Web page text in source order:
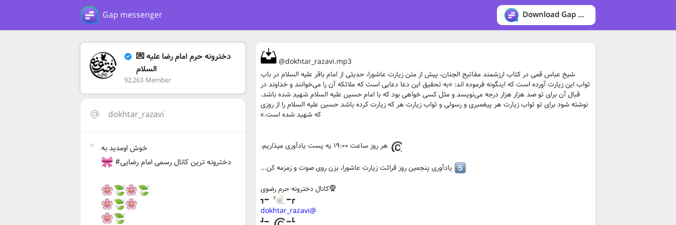
Gap messenger Download Gap messenger
💌 دخترونه حرم امام رضا علیه
السلام
92,263 Member
dokhtar_razavi
خوش اومدید به
#دخترونه‌ ترین کانال رسمی امام رضایی
@dokhtar_razavi.mp3
شیخ عباس قمی در کتاب ارزشمند مفاتیح الجنان، پیش از متن زیارت عاشورا، حدیثی از امام باقر علیه السلام در باب
ثواب این زیارت آورده است که اینگونه فرموده اند: «به تحقیق این دعا دعایی است که ملائکه آن را می‌‏خوانند و خداوند در
قبال آن برای تو صد هزار هزار درجه می‏‌نویسد و مثل کسی خواهی بود که با امام حسین علیه السلام شهید شده باشد.
نوشته شود برای تو ثواب زیارت هر پیغمبری و رسولی و ثواب زیارت هر که زیارت کرده باشد حسین‏‌ علیه السلام را از روزی
که شهید شده است.»
هر روز ساعت ۱۹:۰۰ یه پست یادآوری میذاریم.
یادآوری پنجمین روز قرائت زیارت عاشورا، بزن روی صوت و زمزمه کن...
🧕کانال دخترونه حرم رضوی
┏━
━┓
@dokhtar_razavi
┗━
━┛